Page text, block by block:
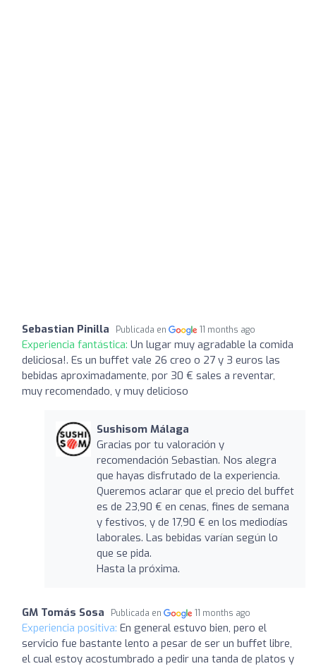
Sebastian Pinilla Publicada en 11 months ago
Experiencia fantástica: Un lugar muy agradable la comida
deliciosa!. Es un buffet vale 26 creo o 27 y 3 euros las
bebidas aproximadamente, por 30 € sales a reventar,
muy recomendado, y muy delicioso
Sushisom Málaga
Gracias por tu valoración y
recomendación Sebastian. Nos alegra
que hayas disfrutado de la experiencia.
Queremos aclarar que el precio del buffet
es de 23,90 € en cenas, fines de semana
y festivos, y de 17,90 € en los mediodías
laborales. Las bebidas varían según lo
que se pida.
Hasta la próxima.
GM Tomás Sosa Publicada en 11 months ago
Experiencia positiva: En general estuvo bien, pero el
servicio fue bastante lento a pesar de ser un buffet libre,
el cual estoy acostumbrado a pedir una tanda de platos y